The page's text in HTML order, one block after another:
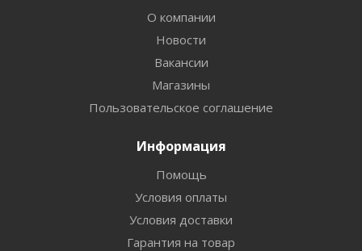
О компании
Новости
Вакансии
Магазины
Пользовательское соглашение
Информация
Помощь
Условия оплаты
Условия доставки
Гарантия на товар